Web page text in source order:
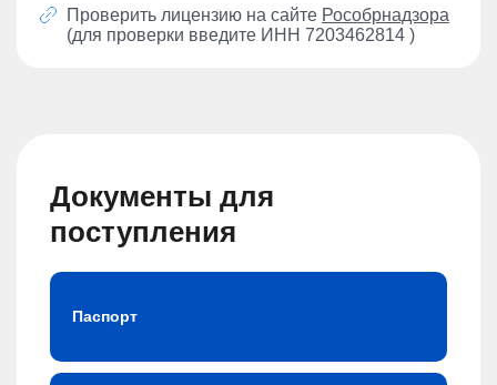
Проверить лицензию на сайте Рособрнадзора
(для проверки введите ИНН 7203462814 )
Документы для
поступления
Паспорт